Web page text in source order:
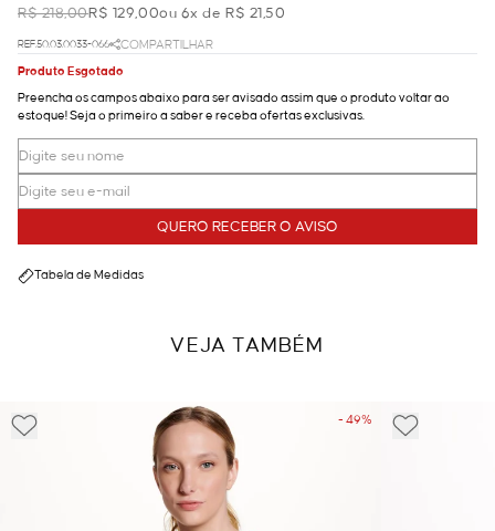
R$ 218,00R$ 129,00ou 6x de R$ 21,50
REF.50.03.0033-066
COMPARTILHAR
Produto Esgotado
Preencha os campos abaixo para ser avisado assim que o produto voltar ao
estoque! Seja o primeiro a saber e receba ofertas exclusivas.
QUERO RECEBER O AVISO
Tabela de Medidas
VEJA TAMBÉM
- 49%